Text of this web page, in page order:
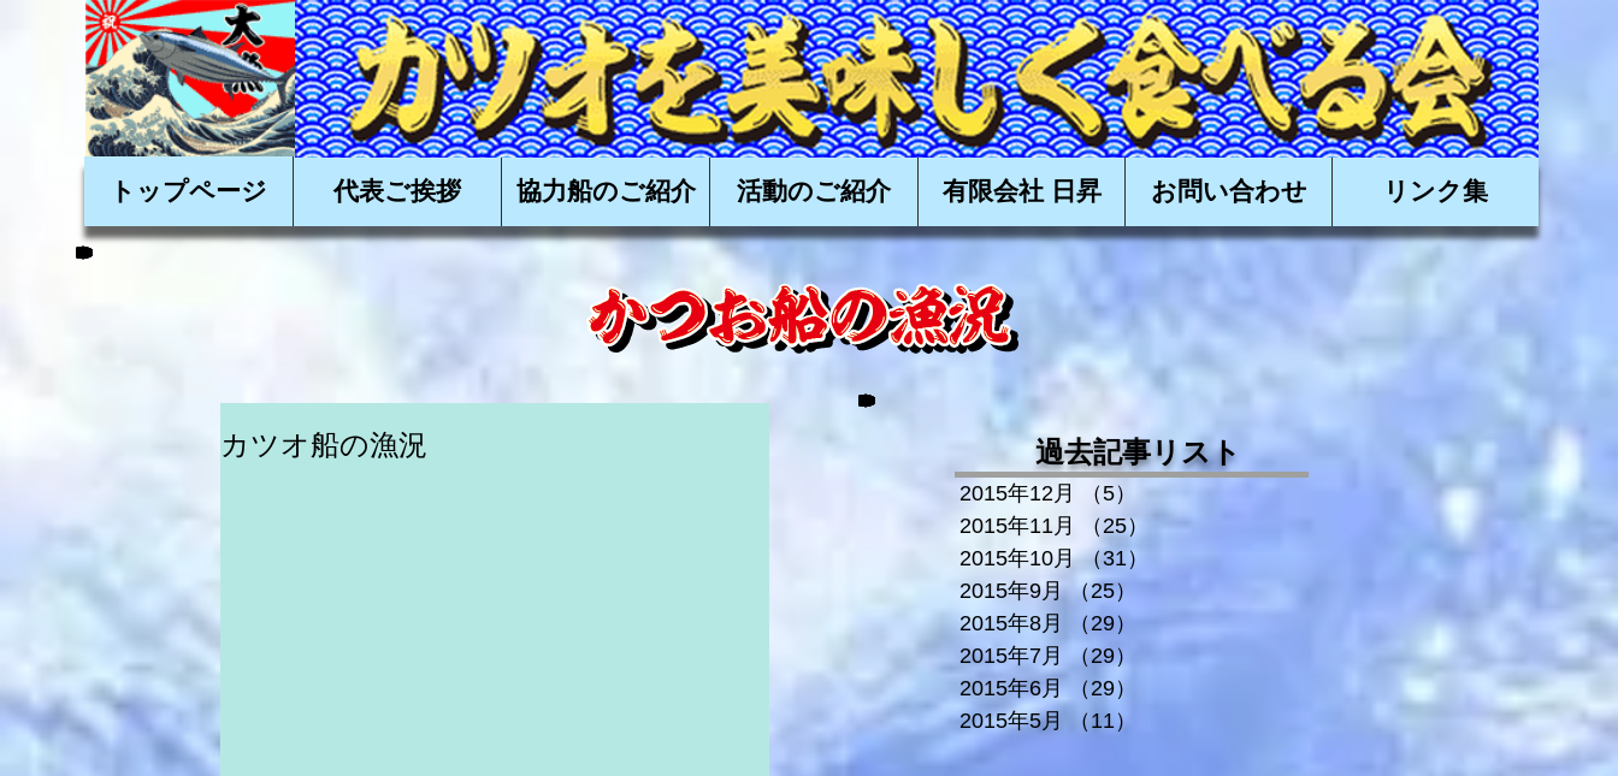
かかつおを美味しく食べる会,かつお,カツオ,鰹,一本釣り,かつお一本釣り,カツオ一本釣り,鰹一本釣り,タタキ,漁,購入,高知,土佐,戻り鰹,上り鰹,丸ごと,有限会社日昇,近海かつお,近海カツオ,かつお船,カツオ船
トップページ 代表ご挨拶 協力船のご紹介 活動のご紹介 有限会社 日昇 お問い合わせ リンク集
過去記事リスト
2015年12月 （5）
2015年11月
（25）
25件の記事
2015年10月 （31）
2015年9月 （25）
2015年8月
（29）
29件の記事
2015年7月
（29）
2015年6月
（29）
2015年5月
（11）
カツオ船の漁況